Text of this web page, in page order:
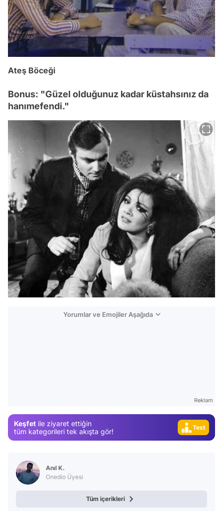
Ateş Böceği
Bonus: "Güzel olduğunuz kadar küstahsınız da
hanımefendi."
Yorumlar ve Emojiler Aşağıda
Reklam
Keşfet ile ziyaret ettiğin
tüm kategorileri tek akışta gör!
Test
Anıl K.
Onedio Üyesi
Tüm içerikleri